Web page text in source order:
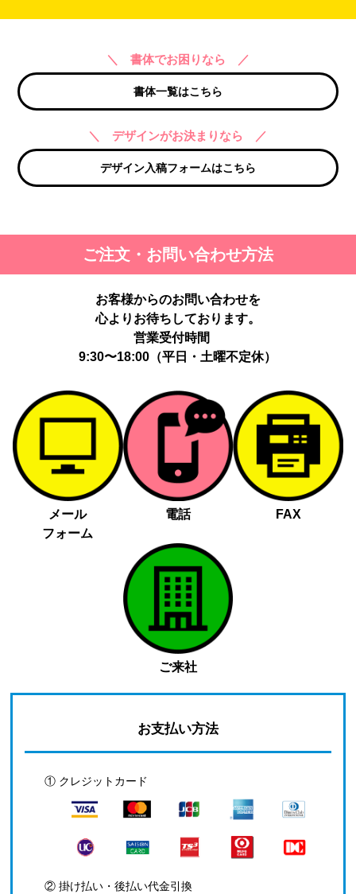
＼ 書体でお困りなら ／
書体一覧はこちら
＼ デザインがお決まりなら ／
デザイン入稿フォームはこちら
ご注文・お問い合わせ方法
お客様からのお問い合わせを
心よりお待ちしております。
営業受付時間
9:30〜18:00（平日・土曜不定休）
メール
フォーム
電話 FAX
ご来社
お支払い方法
① クレジットカード
② 掛け払い・後払い代金引換